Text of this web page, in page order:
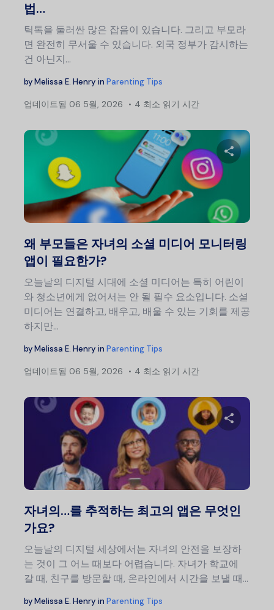
법…
틱톡을 둘러싼 많은 잡음이 있습니다. 그리고 부모라
면 완전히 무서울 수 있습니다. 외국 정부가 감시하는
건 아닌지...
byMelissa E. Henry in Parenting Tips
업데이트됨 06 5월, 2026 4 최소 읽기 시간
왜 부모들은 자녀의 소셜 미디어 모니터링
앱이 필요한가?
오늘날의 디지털 시대에 소셜 미디어는 특히 어린이
와 청소년에게 없어서는 안 될 필수 요소입니다. 소셜
미디어는 연결하고, 배우고, 배울 수 있는 기회를 제공
하지만...
byMelissa E. Henry in Parenting Tips
업데이트됨 06 5월, 2026 4 최소 읽기 시간
자녀의…를 추적하는 최고의 앱은 무엇인
가요?
오늘날의 디지털 세상에서는 자녀의 안전을 보장하
는 것이 그 어느 때보다 어렵습니다. 자녀가 학교에
갈 때, 친구를 방문할 때, 온라인에서 시간을 보낼 때...
byMelissa E. Henry in Parenting Tips